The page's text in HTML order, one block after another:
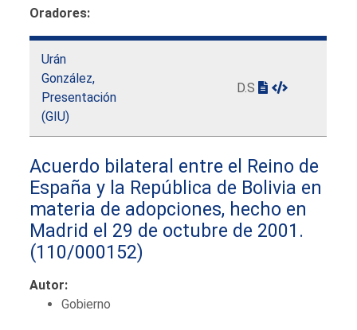
Oradores:
Urán
González,
Presentación
(GIU)
D.S
Acuerdo bilateral entre el Reino de
España y la República de Bolivia en
materia de adopciones, hecho en
Madrid el 29 de octubre de 2001.
(110/000152)
Autor:
Gobierno